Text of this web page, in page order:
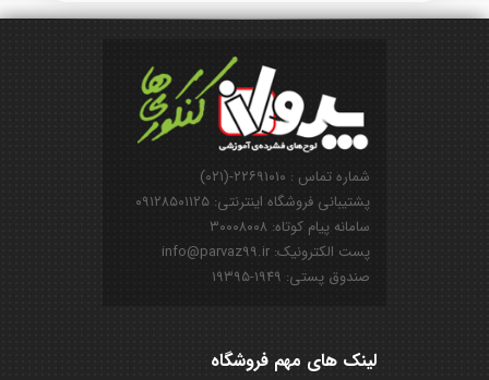
شماره تماس : ۲۲۶۹۱۰۱۰-(۰۲۱)
پشتیبانی فروشگاه اینترنتی: ۰۹۱۲۸۵۰۱۱۲۵
سامانه پیام کوتاه: ۳۰۰۰۸۰۰۸
پست الکترونیک: info@parvaz99.ir
صندوق پستی: ۱۹۴۹-۱۹۳۹۵
لینک های مهم فروشگاه